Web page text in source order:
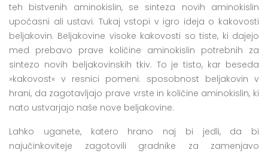
teh bistvenih aminokislin, se sinteza novih aminokislin
upočasni ali ustavi. Tukaj vstopi v igro ideja o kakovosti
beljakovin. Beljakovine visoke kakovosti so tiste, ki dajejo
med prebavo prave količine aminokislin potrebnih za
sintezo novih beljakovinskih tkiv. To je tisto, kar beseda
»kakovost« v resnici pomeni: sposobnost beljakovin v
hrani, da zagotavljajo prave vrste in količine aminokislin, ki
nato ustvarjajo naše nove beljakovine.
Lahko uganete, katero hrano naj bi jedli, da bi
najučinkoviteje zagotovili gradnike za zamenjavo